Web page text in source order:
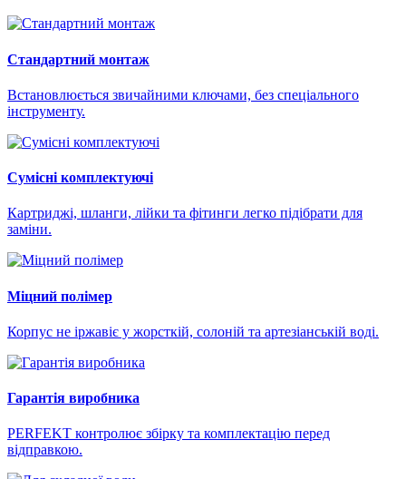
Стандартний монтаж
Встановлюється звичайними ключами, без спеціального
інструменту.
Сумісні комплектуючі
Картриджі, шланги, лійки та фітинги легко підібрати для
заміни.
Міцний полімер
Корпус не іржавіє у жорсткій, солоній та артезіанській воді.
Гарантія виробника
PERFEKT контролює збірку та комплектацію перед
відправкою.